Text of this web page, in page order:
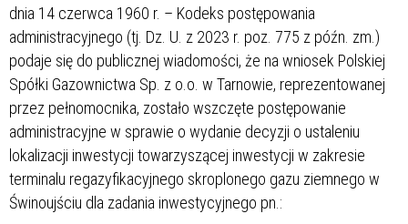
dnia 14 czerwca 1960 r. – Kodeks postępowania
administracyjnego (tj. Dz. U. z 2023 r. poz. 775 z późn. zm.)
podaje się do publicznej wiadomości, że na wniosek Polskiej
Spółki Gazownictwa Sp. z o.o. w Tarnowie, reprezentowanej
przez pełnomocnika, zostało wszczęte postępowanie
administracyjne w sprawie o wydanie decyzji o ustaleniu
lokalizacji inwestycji towarzyszącej inwestycji w zakresie
terminalu regazyfikacyjnego skroplonego gazu ziemnego w
Świnoujściu dla zadania inwestycyjnego pn.: